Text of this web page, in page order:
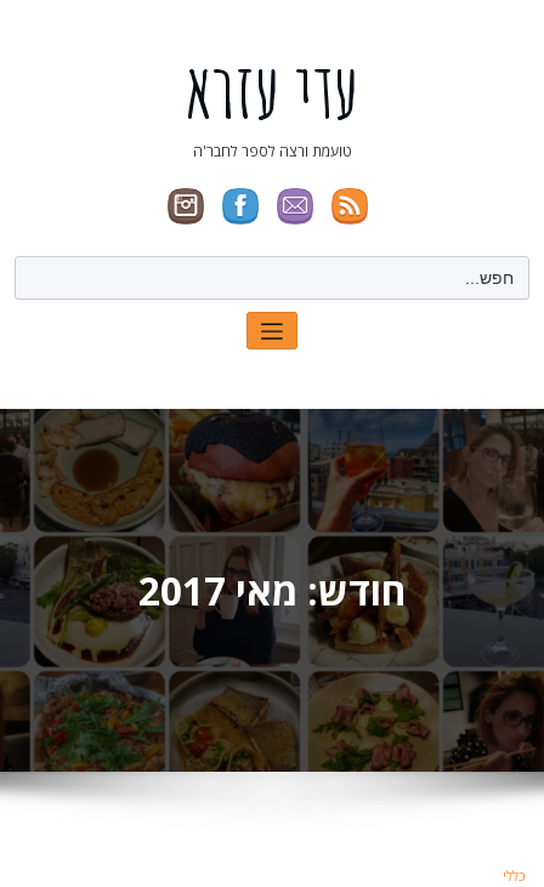
עדי עזרא
טועמת ורצה לספר לחבר'ה
Search
for:
חודש: מאי 2017
כללי